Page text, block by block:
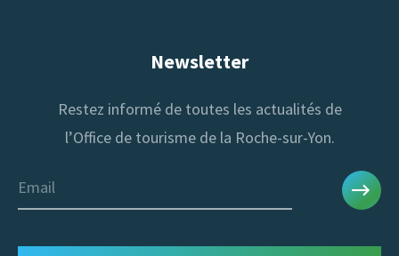
Newsletter
Restez informé de toutes les actualités de
l’Office de tourisme de la Roche-sur-Yon.
Email